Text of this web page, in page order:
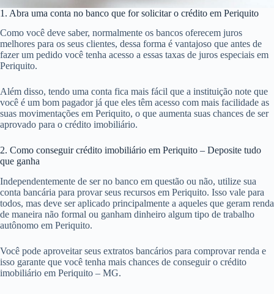
1. Abra uma conta no banco que for solicitar o crédito em Periquito
Como você deve saber, normalmente os bancos oferecem juros
melhores para os seus clientes, dessa forma é vantajoso que antes de
fazer um pedido você tenha acesso a essas taxas de juros especiais em
Periquito.
Além disso, tendo uma conta fica mais fácil que a instituição note que
você é um bom pagador já que eles têm acesso com mais facilidade as
suas movimentações em Periquito, o que aumenta suas chances de ser
aprovado para o crédito imobiliário.
2. Como conseguir crédito imobiliário em Periquito – Deposite tudo
que ganha
Independentemente de ser no banco em questão ou não, utilize sua
conta bancária para provar seus recursos em Periquito. Isso vale para
todos, mas deve ser aplicado principalmente a aqueles que geram renda
de maneira não formal ou ganham dinheiro algum tipo de trabalho
autônomo em Periquito.
Você pode aproveitar seus extratos bancários para comprovar renda e
isso garante que você tenha mais chances de conseguir o crédito
imobiliário em Periquito – MG.